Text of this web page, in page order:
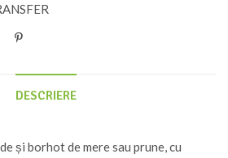
DESCRIERE
și borhot de mere sau prune, cu